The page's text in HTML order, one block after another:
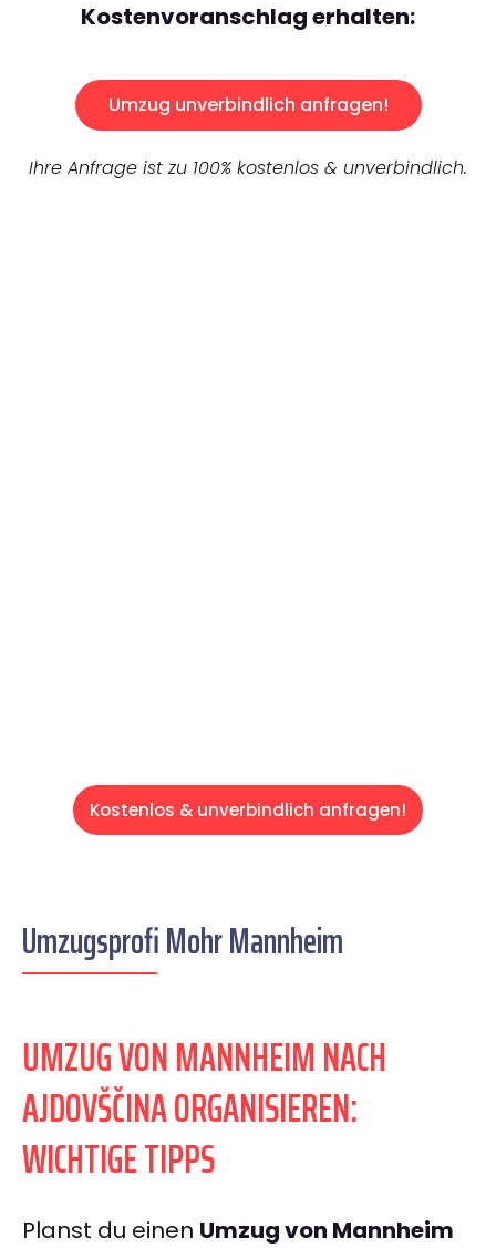
Kostenvoranschlag erhalten:
Umzug unverbindlich anfragen!
Ihre Anfrage ist zu 100% kostenlos & unverbindlich.
Kostenlos & unverbindlich anfragen!
Umzugsprofi Mohr Mannheim
UMZUG VON MANNHEIM NACH
AJDOVŠČINA ORGANISIEREN:
WICHTIGE TIPPS
Planst du einen Umzug von Mannheim